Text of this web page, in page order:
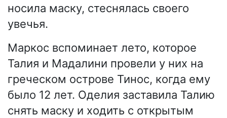
носила маску, стеснялась своего
увечья.
Маркос вспоминает лето, которое
Талия и Мадалини провели у них на
греческом острове Тинос, когда ему
было 12 лет. Оделия заставила Талию
снять маску и ходить с открытым